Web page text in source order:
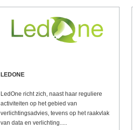
LEDONE
LedOne richt zich, naast haar reguliere
activiteiten op het gebied van
verlichtingsadvies, tevens op het raakvlak
van data en verlichting.....